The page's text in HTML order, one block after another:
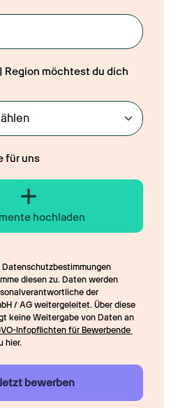
Region möchtest du dich
für uns
hochladen
Datenschutzbestimmungen
diesen zu. Daten werden
der
/ AG weitergeleitet. Über diese
keine Weitergabe von Daten an
Infopflichten für Bewerbende
hier.
bewerben